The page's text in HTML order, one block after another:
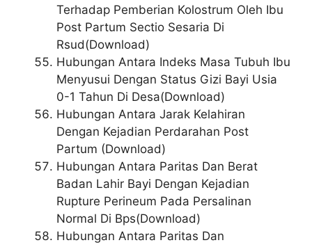
Terhadap Pemberian Kolostrum Oleh Ibu
Post Partum Sectio Sesaria Di
Rsud(Download)
Hubungan Antara Indeks Masa Tubuh Ibu
Menyusui Dengan Status Gizi Bayi Usia
0-1 Tahun Di Desa(Download)
Hubungan Antara Jarak Kelahiran
Dengan Kejadian Perdarahan Post
Partum (Download)
Hubungan Antara Paritas Dan Berat
Badan Lahir Bayi Dengan Kejadian
Rupture Perineum Pada Persalinan
Normal Di Bps(Download)
Hubungan Antara Paritas Dan